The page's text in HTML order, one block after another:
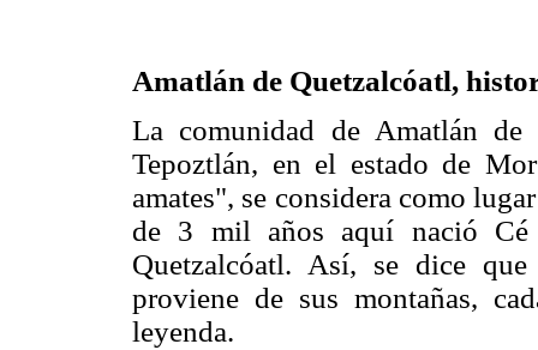
Amatlán de Quetzalcóatl,
La comunidad de Amatlán de
Tepoztlán, en el estado de
amates", se considera como
de 3 mil años aquí nació Cé
Quetzalcóatl. Así, se dice
proviene de sus montañas,
leyenda.